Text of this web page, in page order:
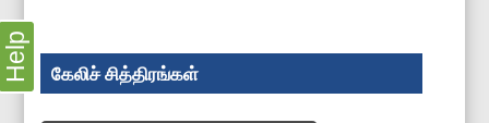
கேலிச் சித்திரங்கள்
Help